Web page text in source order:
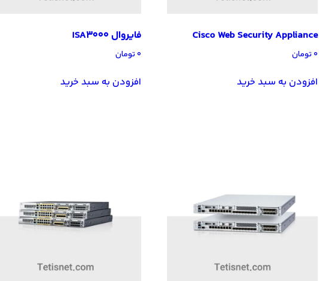
Cisco Web Security Appliance
۰تومان
افزودن به سبد خرید
فایروال ISA3000
۰تومان
افزودن به سبد خرید